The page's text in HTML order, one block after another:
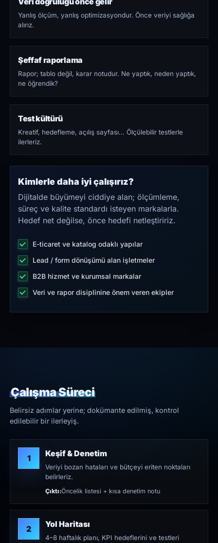
Yanlış ölçüm, yanlış optimizasyondur. Önce veriyi sağlığa
alırız.
Şeffaf raporlama
Rapor; tablo değil, karar notudur. Ne yaptık, neden yaptık,
ne öğrendik?
Test kültürü
Kreatif, hedefleme, açılış sayfası… Ölçülebilir testlerle
ilerleriz.
Kimlerle daha iyi çalışırız?
Dijitalde büyümeyi ciddiye alan; ölçümleme,
süreç ve kalite standardı isteyen markalarla.
Hedef net değilse, önce hedefi netleştiririz.
E-ticaret ve katalog odaklı yapılar
Lead / form dönüşümü alan işletmeler
B2B hizmet ve kurumsal markalar
Veri ve rapor disiplinine önem veren ekipler
Çalışma Süreci
Belirsiz adımlar yerine; dokümante edilmiş, kontrol
edilebilir bir ilerleyiş.
1 Keşif & Denetim
Veriyi bozan hataları ve bütçeyi eriten noktaları
belirleriz.
Çıktı:Öncelik listesi + kısa denetim notu
2 Yol Haritası
4–8 haftalık planı, KPI hedeflerini ve testleri